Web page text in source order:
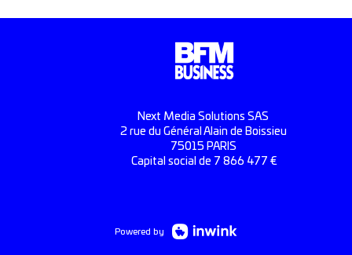
Next Media Solutions SAS
2 rue du Général Alain de Boissieu
75015 PARIS
Capital social de 7 866 477 €
Powered by